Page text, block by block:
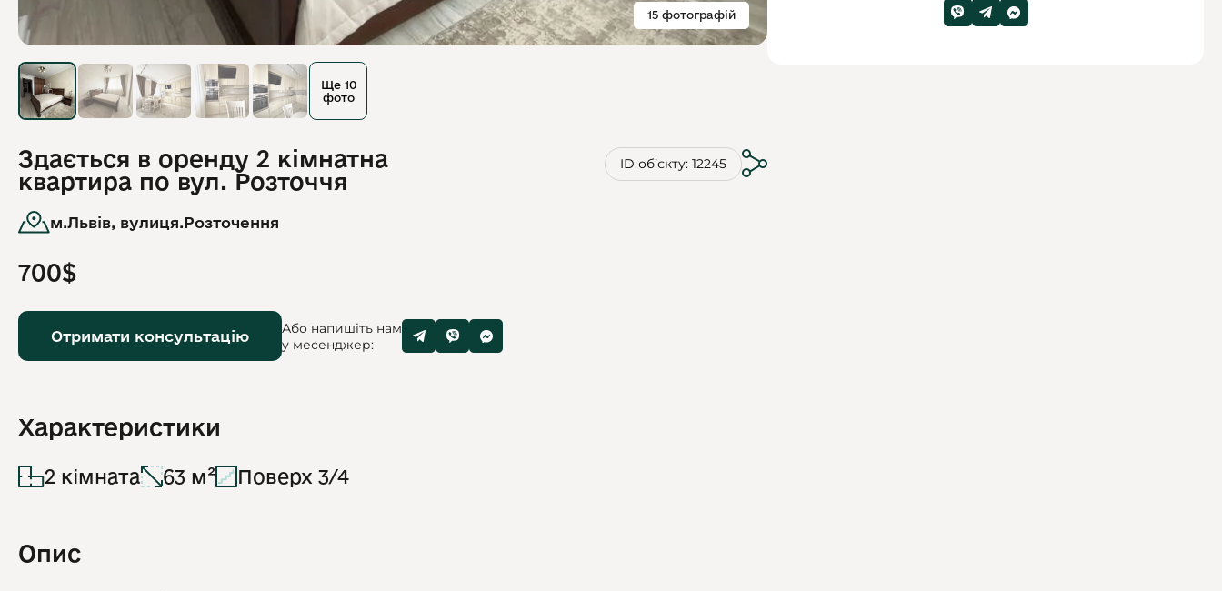
15 фотографій
Ще 10
фото
Здається в оренду 2 кімнатна
квартира по вул. Розточчя
м.Львів, вулиця.Розточення
ID обʼєкту: 12245
700$
Отримати консультацію
Або напишіть нам
у месенджер:
Характеристики
2 кімната 63 м² Поверх 3/4
Опис